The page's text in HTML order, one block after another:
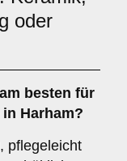
oder
besten für
Harham?
pflegeleicht